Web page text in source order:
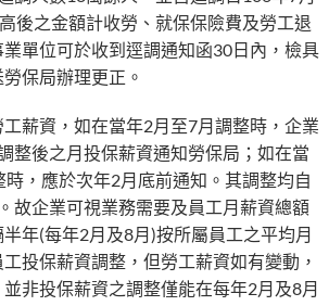
後之金額計收勞、就保保險費及勞工退
單位可於收到逕調通知函30日內，檢具
保局辦理更正。
薪資，如在當年2月至7月調整時，企業
整後之月投保薪資通知勞保局；如在當
，應於次年2月底前通知。其調整均自
故企業可視業務需要及員工月薪資總額
年(每年2月及8月)按所屬員工之平均月
投保薪資調整，但勞工薪資如有變動，
非投保薪資之調整僅能在每年2月及8月